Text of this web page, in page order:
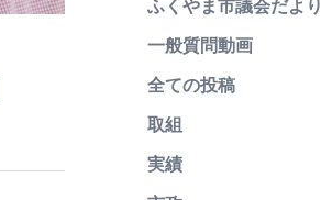
ふくやま市議会だより
一般質問動画
全ての投稿
取組
実績